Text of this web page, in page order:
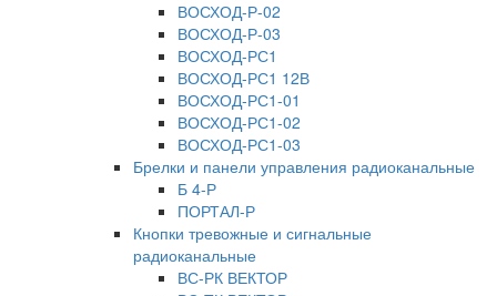
ВОСХОД-Р-02
ВОСХОД-Р-03
ВОСХОД-РС1
ВОСХОД-РС1 12В
ВОСХОД-РС1-01
ВОСХОД-РС1-02
ВОСХОД-РС1-03
Брелки и панели управления радиоканальные
Б 4-Р
ПОРТАЛ-Р
Кнопки тревожные и сигнальные
радиоканальные
ВС-РК ВЕКТОР